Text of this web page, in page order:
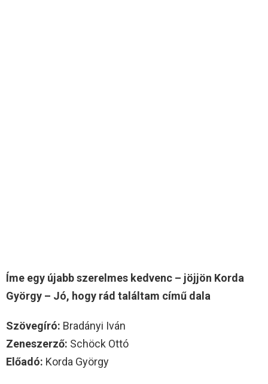
Íme egy újabb szerelmes kedvenc – jöjjön Korda
György – Jó, hogy rád találtam című dala
Szövegíró: Bradányi Iván
Zeneszerző: Schöck Ottó
Előadó: Korda György